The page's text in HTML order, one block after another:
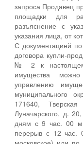
запроса Продавец
площадки для
разъяснение с
указания лица, от
С документацией
договора купли-
№ 2 к
имущества
управлению
муниципального
171640,
Луначарского, д.
дням с 9 час. 00
перерыв с 12